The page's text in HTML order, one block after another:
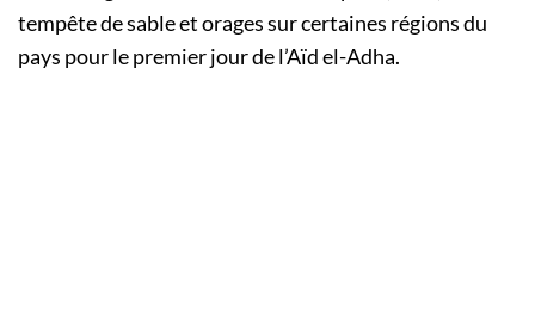
tempête de sable et orages sur certaines régions du
pays pour le premier jour de l’Aïd el-Adha.